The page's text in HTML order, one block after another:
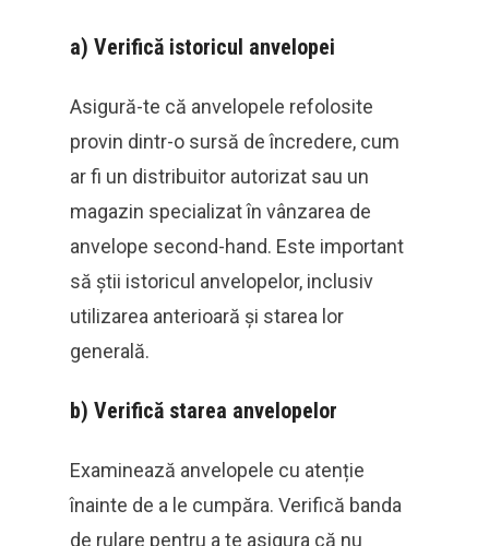
a) Verifică istoricul anvelopei
Asigură-te că anvelopele refolosite
provin dintr-o sursă de încredere, cum
ar fi un distribuitor autorizat sau un
magazin specializat în vânzarea de
anvelope second-hand. Este important
să știi istoricul anvelopelor, inclusiv
utilizarea anterioară și starea lor
generală.
b) Verifică starea anvelopelor
Examinează anvelopele cu atenție
înainte de a le cumpăra. Verifică banda
de rulare pentru a te asigura că nu